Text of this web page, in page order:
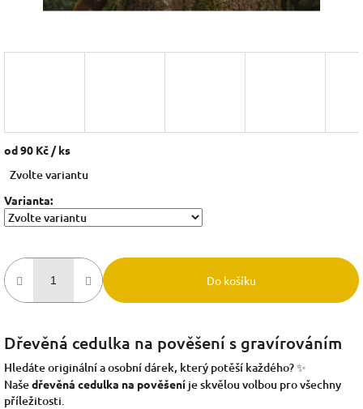
od90 Kč / ks
cena:
Zvolte variantu
Varianta:
Do košíku
Dřevěná cedulka na pověšení s gravírováním
Hledáte originální a osobní dárek, který potěší každého? ✨
Našedřevěná cedulka na pověšení je skvělou volbou pro všechny
příležitosti.